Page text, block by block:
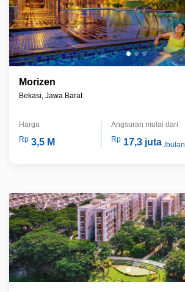
Morizen
Bekasi, Jawa Barat
Harga
Rp 3,5 M
Angsuran mulai dari
Rp 17,3 juta /bulan